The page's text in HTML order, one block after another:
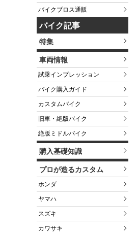
バイクブロス通販
バイク記事
特集
車両情報
試乗インプレッション
バイク購入ガイド
カスタムバイク
旧車・絶版バイク
絶版ミドルバイク
購入基礎知識
プロが造るカスタム
ホンダ
ヤマハ
スズキ
カワサキ